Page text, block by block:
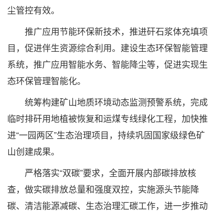
尘管控有效。
推广应用节能环保新技术，推进矸石浆体充填项
目，促进伴生资源综合利用。建设生态环保智能管理
系统，推广应用智能水务、智能降尘等，促进实现生
态环保管理智能化。
统筹构建矿山地质环境动态监测预警系统，完成
临时排矸用地植被恢复和运煤专线绿化工程，加快推
进“一园两区”生态治理项目，持续巩固国家级绿色矿
山创建成果。
严格落实“双碳”要求，全面开展内部碳排放核
查，做实碳排放总量和强度双控，实施源头节能降
碳、清洁能源减碳、生态治理汇碳工作，进一步推动